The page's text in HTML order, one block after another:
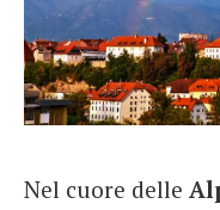
German
English
Spanish
Nel cuore delle